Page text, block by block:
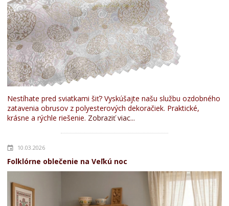
Nestíhate pred sviatkami šiť? Vyskúšajte našu službu ozdobného
zatavenia obrusov z polyesterových dekoračiek. Praktické,
krásne a rýchle riešenie. Zobraziť viac...
10.03.2026
Folklórne oblečenie na Veľkú noc